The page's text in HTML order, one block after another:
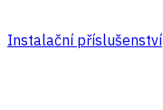
Instalační příslušenství